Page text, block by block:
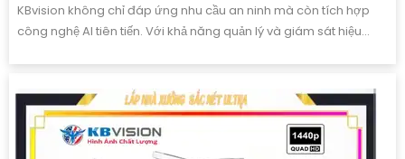
KBvision không chỉ đáp ứng nhu cầu an ninh mà còn tích hợp
công nghệ AI tiên tiến. Với khả năng quản lý và giám sát hiệu...